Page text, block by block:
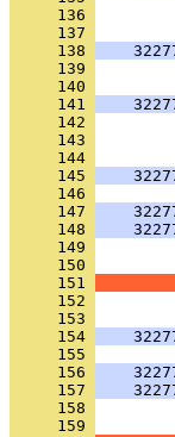
     136
     137
     138
     139
     140
     141
     142
     143
     144
     145
     146
     147
     148
     149
     150
     151
     152
     153
     154
     155
     156
     157
     158
     159